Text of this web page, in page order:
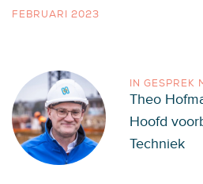
FEBRUARI 2023
IN GESPREK
Theo
Hoofd
Techniek